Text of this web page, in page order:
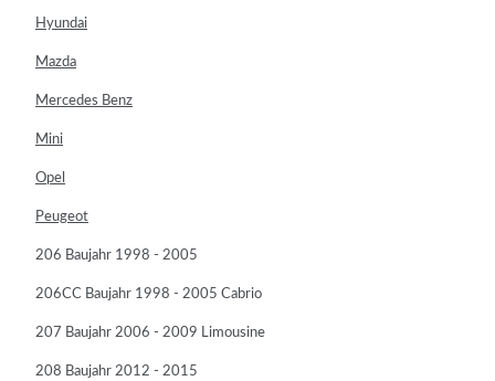
Hyundai
Mazda
Mercedes Benz
Mini
Opel
Peugeot
206 Baujahr 1998 - 2005
206CC Baujahr 1998 - 2005 Cabrio
207 Baujahr 2006 - 2009 Limousine
208 Baujahr 2012 - 2015